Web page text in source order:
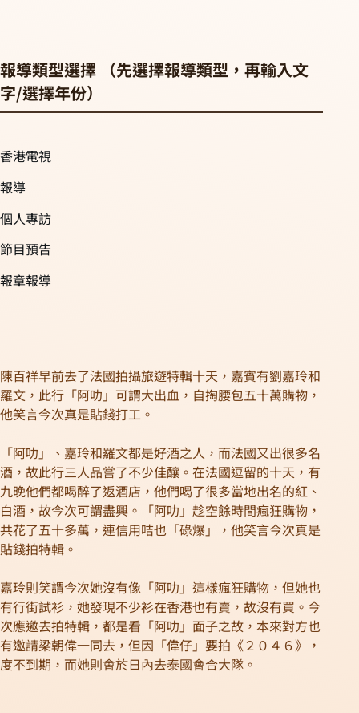
陳百祥早前去了法國拍攝旅遊特輯十天，嘉賓有劉嘉玲和
羅文，此行「阿叻」可謂大出血，自掏腰包五十萬購物，
他笑言今次真是貼錢打工。
「阿叻」、嘉玲和羅文都是好酒之人，而法國又出很多名
酒，故此行三人品嘗了不少佳釀。在法國逗留的十天，有
九晚他們都喝醉了返酒店，他們喝了很多當地出名的紅、
白酒，故今次可謂盡興。「阿叻」趁空餘時間瘋狂購物，
共花了五十多萬，連信用咭也「碌爆」，他笑言今次真是
貼錢拍特輯。
嘉玲則笑謂今次她沒有像「阿叻」這樣瘋狂購物，但她也
有行街試衫，她發現不少衫在香港也有賣，故沒有買。今
次應邀去拍特輯，都是看「阿叻」面子之故，本來對方也
有邀請梁朝偉一同去，但因「偉仔」要拍《２０４６》，
度不到期，而她則會於日內去泰國會合大隊。
報導類型選擇 （先選擇報導類型，再輸入文
字/選擇年份）
香港電視
報導
個人專訪
節目預告
報章報導